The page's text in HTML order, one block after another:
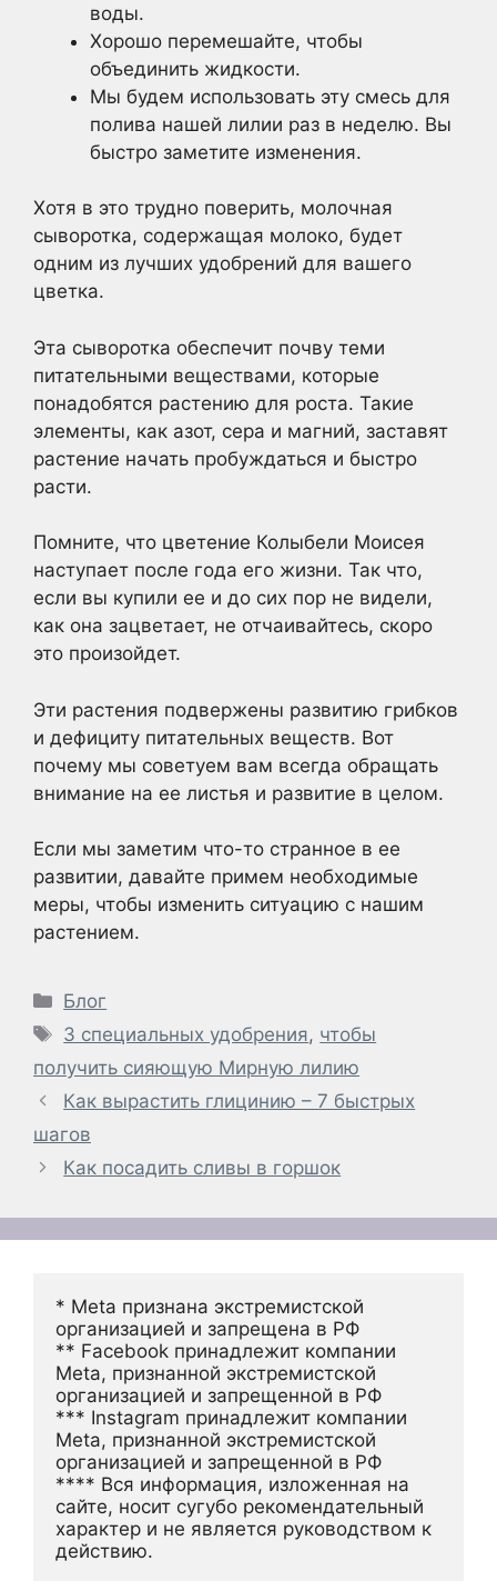
воды.
Хорошо перемешайте, чтобы
объединить жидкости.
Мы будем использовать эту смесь для
полива нашей лилии раз в неделю. Вы
быстро заметите изменения.
Хотя в это трудно поверить, молочная
сыворотка, содержащая молоко, будет
одним из лучших удобрений для вашего
цветка.
Эта сыворотка обеспечит почву теми
питательными веществами, которые
понадобятся растению для роста. Такие
элементы, как азот, сера и магний, заставят
растение начать пробуждаться и быстро
расти.
Помните, что цветение Колыбели Моисея
наступает после года его жизни. Так что,
если вы купили ее и до сих пор не видели,
как она зацветает, не отчаивайтесь, скоро
это произойдет.
Эти растения подвержены развитию грибков
и дефициту питательных веществ. Вот
почему мы советуем вам всегда обращать
внимание на ее листья и развитие в целом.
Если мы заметим что-то странное в ее
развитии, давайте примем необходимые
меры, чтобы изменить ситуацию с нашим
растением.
Рубрики
Блог
Метки
3 специальных удобрения, чтобы
получить сияющую Мирную лилию
Как вырастить глицинию – 7 быстрых
шагов
Как посадить сливы в горшок
* Meta признана экстремистской
организацией и запрещена в РФ
** Facebook принадлежит компании
Meta, признанной экстремистской
организацией и запрещенной в РФ
*** Instagram принадлежит компании
Meta, признанной экстремистской
организацией и запрещенной в РФ
**** Вся информация, изложенная на
сайте, носит сугубо рекомендательный
характер и не является руководством к
действию.